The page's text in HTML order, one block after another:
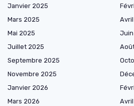
Janvier 2025
Mars 2025
Mai 2025
Juillet 2025
Septembre 2025
Novembre 2025
Janvier 2026
Mars 2026